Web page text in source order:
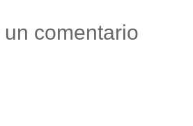
comentario